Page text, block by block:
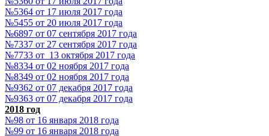
№5364 от 17 июля 2017 года
№5455 от 20 июля 2017 года
№6897 от 07 сентября 2017 года
№7337 от 27 сентября 2017 года
№7733 от 13 октября 2017 года
№8334 от 02 ноября 2017 года
№8349 от 02 ноября 2017 года
№9362 от 07 декабря 2017 года
№9363 от 07 декабря 2017 года
2018 год
№98 от 16 января 2018 года
№99 от 16 января 2018 года